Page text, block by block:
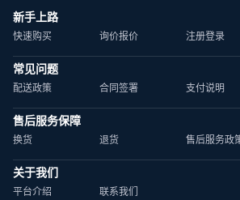
新手上路
快速购买 询价报价 注册登录
常见问题
配送政策 合同签署 支付说明
售后服务保障
换货 退货 售后服务政
关于我们
平台介绍 联系我们